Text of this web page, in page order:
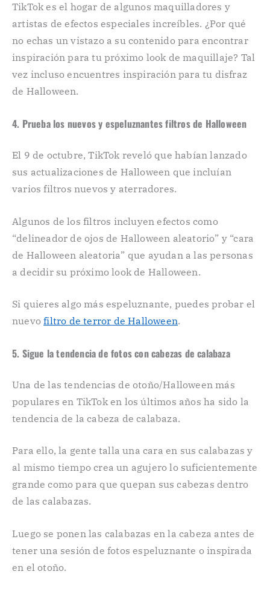
TikTok es el hogar de algunos maquilladores y
artistas de efectos especiales increíbles. ¿Por qué
no echas un vistazo a su contenido para encontrar
inspiración para tu próximo look de maquillaje? Tal
vez incluso encuentres inspiración para tu disfraz
de Halloween.
4. Prueba los nuevos y espeluznantes filtros de Halloween
El 9 de octubre, TikTok reveló que habían lanzado
sus actualizaciones de Halloween que incluían
varios filtros nuevos y aterradores.
Algunos de los filtros incluyen efectos como
“delineador de ojos de Halloween aleatorio” y “cara
de Halloween aleatoria” que ayudan a las personas
a decidir su próximo look de Halloween.
Si quieres algo más espeluznante, puedes probar el
nuevofiltro de terror de Halloween.
5. Sigue la tendencia de fotos con cabezas de calabaza
Una de las tendencias de otoño/Halloween más
populares en TikTok en los últimos años ha sido la
tendencia de la cabeza de calabaza.
Para ello, la gente talla una cara en sus calabazas y
al mismo tiempo crea un agujero lo suficientemente
grande como para que quepan sus cabezas dentro
de las calabazas.
Luego se ponen las calabazas en la cabeza antes de
tener una sesión de fotos espeluznante o inspirada
en el otoño.